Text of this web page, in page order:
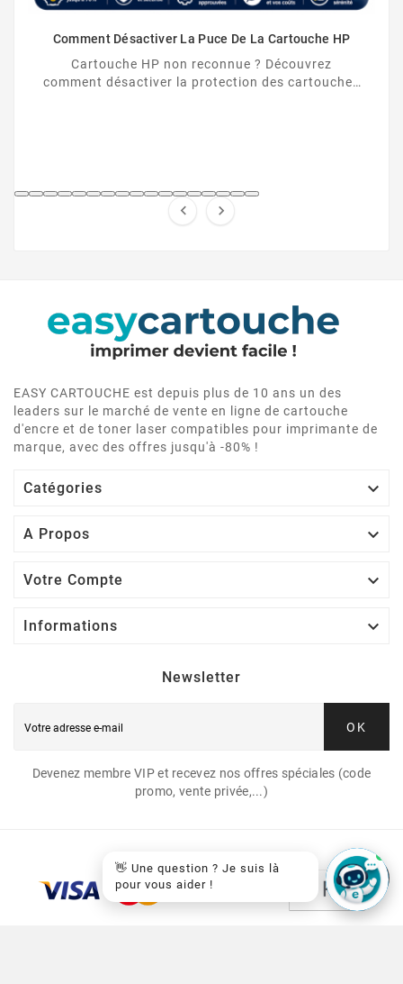
Comment Désactiver La Puce De La Cartouche HP
Cartouche HP non reconnue ? Découvrez
comment désactiver la protection des cartouches
 
EASY CARTOUCHE est depuis plus de 10 ans un des
leaders sur le marché de vente en ligne de cartouche
d'encre et de toner laser compatibles pour imprimante de
marque, avec des offres jusqu'à -80% !
Catégories 
A Propos 
Votre Compte 
Informations 
Newsletter
OK
Devenez membre VIP et recevez nos offres spéciales (code
promo, vente privée,...)
👋 Une question ? Je suis là
pour vous aider !